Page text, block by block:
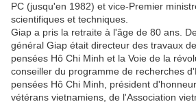
PC (jusqu'en 1982) et vice-Premier
scientifiques et techniques.
Giap a pris la retraite à l'âge de 80 ans.
général Giap était directeur des travaux
pensées Hô Chi Minh et la Voie de la
conseiller du programme de recherches
pensées Hô Chi Minh, président
vétérans vietnamiens, de l'Association